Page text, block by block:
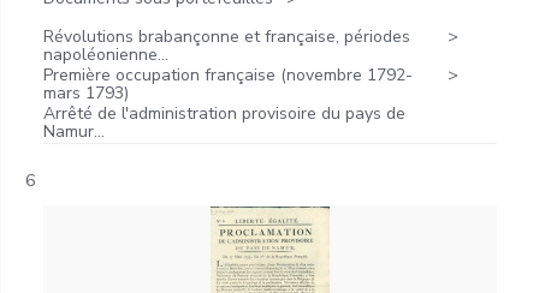
Révolutions brabançonne et française, périodes
napoléonienne...
Première occupation française (novembre 1792-
mars 1793)
Arrêté de l'administration provisoire du pays de
Namur...
6